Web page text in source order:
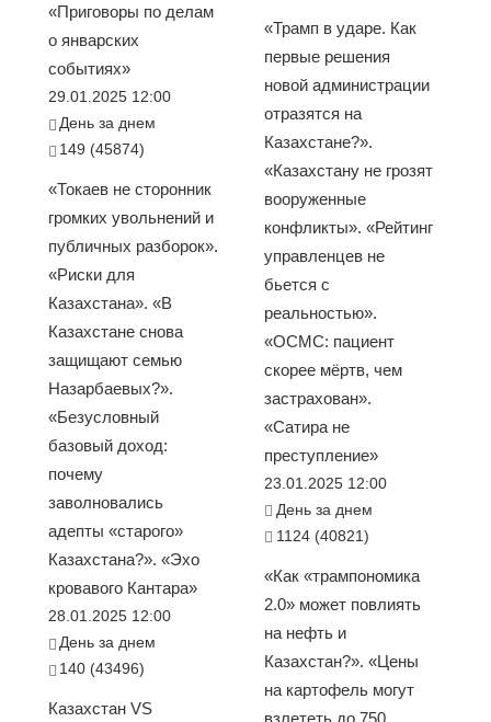
«Приговоры по делам
о январских
событиях»
29.01.2025 12:00
День за днем
149 (45874)
«Токаев не сторонник
громких увольнений и
публичных разборок».
«Риски для
Казахстана». «В
Казахстане снова
защищают семью
Назарбаевых?».
«Безусловный
базовый доход:
почему
заволновались
адепты «старого»
Казахстана?». «Эхо
кровавого Кантара»
28.01.2025 12:00
День за днем
140 (43496)
Казахстан VS
«Трамп в ударе. Как
первые решения
новой администрации
отразятся на
Казахстане?».
«Казахстану не грозят
вооруженные
конфликты». «Рейтинг
управленцев не
бьется с
реальностью».
«ОСМС: пациент
скорее мёртв, чем
застрахован».
«Сатира не
преступление»
23.01.2025 12:00
День за днем
1124 (40821)
«Как «трампономика
2.0» может повлиять
на нефть и
Казахстан?». «Цены
на картофель могут
взлететь до 750